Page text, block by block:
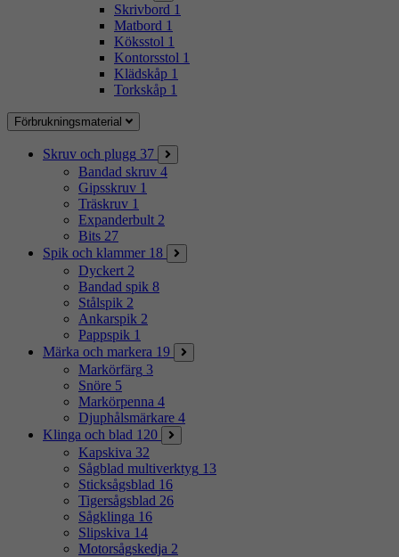
Skrivbord 1
Matbord 1
Köksstol 1
Kontorsstol 1
Klädskåp 1
Torkskåp 1
Förbrukningsmaterial
Skruv och plugg 37
Bandad skruv 4
Gipsskruv 1
Träskruv 1
Expanderbult 2
Bits 27
Spik och klammer 18
Dyckert 2
Bandad spik 8
Stålspik 2
Ankarspik 2
Pappspik 1
Märka och markera 19
Markörfärg 3
Snöre 5
Markörpenna 4
Djuphålsmärkare 4
Klinga och blad 120
Kapskiva 32
Sågblad multiverktyg 13
Sticksågsblad 16
Tigersågsblad 26
Sågklinga 16
Slipskiva 14
Motorsågskedja 2